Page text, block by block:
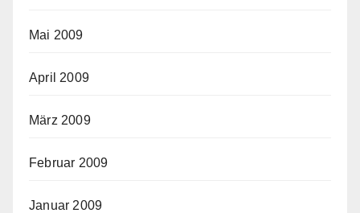
Mai 2009
April 2009
März 2009
Februar 2009
Januar 2009